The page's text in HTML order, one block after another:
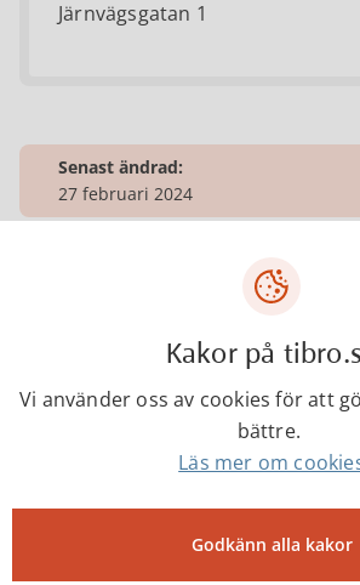
Järnvägsgatan 1
Senast ändrad:
27 februari 2024
Centrumgatan 17
543 80 Tibro
E-post: kommun@tibro.se
Organisationsnummer:
Kakor på
Vi använder oss av cookies för att
bättre.
Läs mer om
Godkänn alla kakor